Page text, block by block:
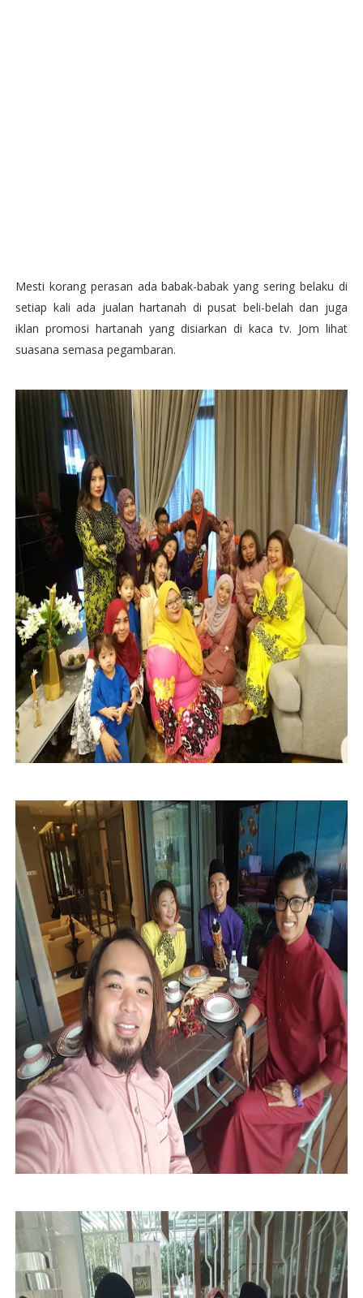
Mesti korang perasan ada babak-babak yang sering belaku di
setiap kali ada jualan hartanah di pusat beli-belah dan juga
iklan promosi hartanah yang disiarkan di kaca tv. Jom lihat
suasana semasa pegambaran.